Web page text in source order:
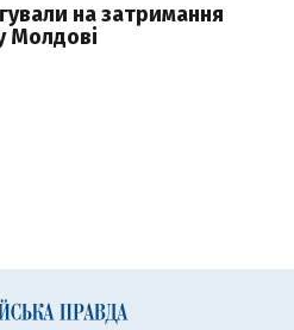
на затримання
Молдові